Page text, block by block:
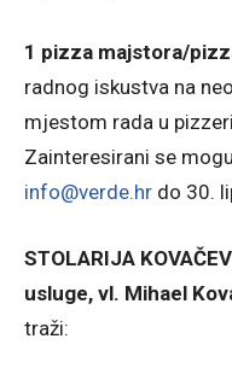
1 pizza majstora/
radnog iskustva na
mjestom rada u
Zainteresirani se
info@verde.hr do 30.
STOLARIJA
usluge, vl. Mihael
traži: